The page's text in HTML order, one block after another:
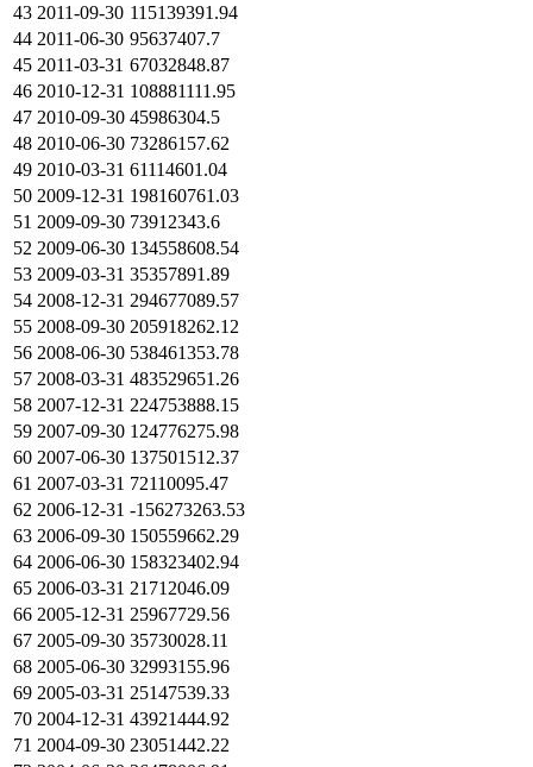
43 2011-09-30 115139391.94
44 2011-06-30 95637407.7
45 2011-03-31 67032848.87
46 2010-12-31 108881111.95
47 2010-09-30 45986304.5
48 2010-06-30 73286157.62
49 2010-03-31 61114601.04
50 2009-12-31 198160761.03
51 2009-09-30 73912343.6
52 2009-06-30 134558608.54
53 2009-03-31 35357891.89
54 2008-12-31 294677089.57
55 2008-09-30 205918262.12
56 2008-06-30 538461353.78
57 2008-03-31 483529651.26
58 2007-12-31 224753888.15
59 2007-09-30 124776275.98
60 2007-06-30 137501512.37
61 2007-03-31 72110095.47
62 2006-12-31 -156273263.53
63 2006-09-30 150559662.29
64 2006-06-30 158323402.94
65 2006-03-31 21712046.09
66 2005-12-31 25967729.56
67 2005-09-30 35730028.11
68 2005-06-30 32993155.96
69 2005-03-31 25147539.33
70 2004-12-31 43921444.92
71 2004-09-30 23051442.22